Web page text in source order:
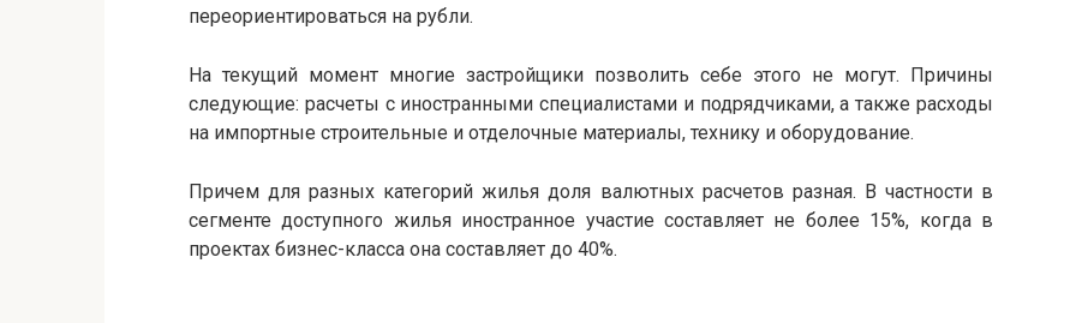
переориентироваться на рубли.
На текущий момент многие застройщики позволить себе этого не могут. Причины
следующие: расчеты с иностранными специалистами и подрядчиками, а также расходы
на импортные строительные и отделочные материалы, технику и оборудование.
Причем для разных категорий жилья доля валютных расчетов разная. В частности в
сегменте доступного жилья иностранное участие составляет не более 15%, когда в
проектах бизнес-класса она составляет до 40%.